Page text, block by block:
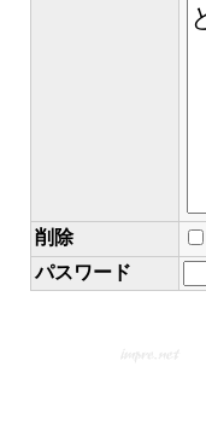
削除
パスワード